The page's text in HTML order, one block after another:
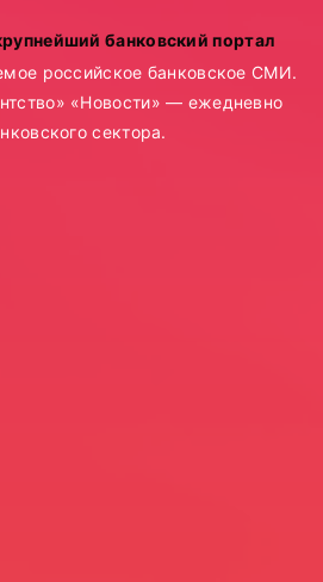
российское банковское СМИ.
«Новости» — ежедневно
сектора.